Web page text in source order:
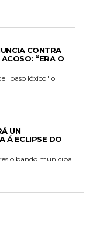
CONTRA
“ERA O
"paso lóxico" o
UN
Á ECLIPSE DO
o bando municipal